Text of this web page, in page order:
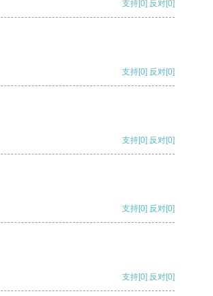
支持[0] 反对[0]
支持[0] 反对[0]
支持[0] 反对[0]
支持[0] 反对[0]
支持[0] 反对[0]